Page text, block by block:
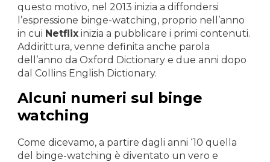
questo motivo, nel 2013 inizia a diffondersi
l’espressione binge-watching, proprio nell’anno
in cui Netflixinizia a pubblicare i primi contenuti.
Addirittura, venne definita anche parola
dell’anno da Oxford Dictionary e due anni dopo
dal Collins English Dictionary.
Alcuni numeri sul binge
watching
Come dicevamo, a partire dagli anni ‘10 quella
del binge-watching è diventato un vero e